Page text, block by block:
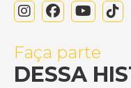
Faça parte
DESSA